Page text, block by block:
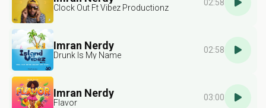
Clock Out Ft Vibez Productionz
02:58
Imran Nerdy
Drunk Is My Name
02:58
Imran Nerdy
Flavor
03:00